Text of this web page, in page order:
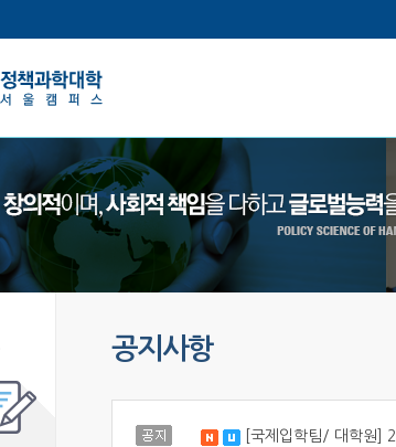
공지사항
공지 새 글수정됨[국제입학팀/ 대학원]